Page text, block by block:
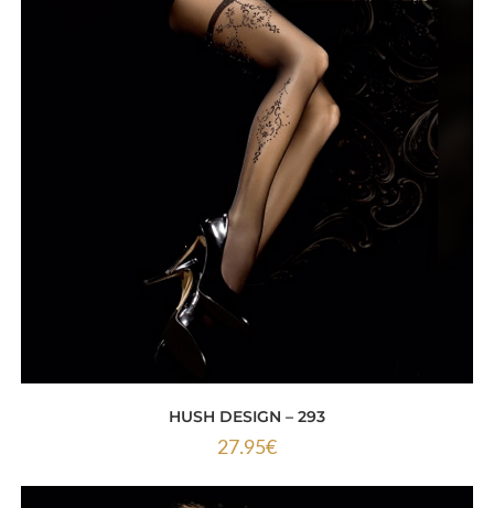
HUSH DESIGN – 293
27.95€